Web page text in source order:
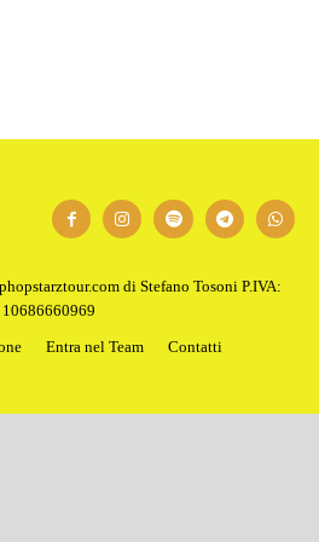
di Stefano Tosoni P.IVA:
10686660969
Entra nel Team Contatti